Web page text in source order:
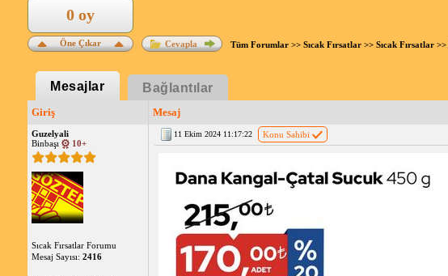
Öne Çıkar
0 oy
Cevapla Tüm Forumlar>> Sıcak Fırsatlar>> Sıcak Fırsatlar>>
Mesajlar Bağlantılar
Giriş Mesaj
Guzelyali
Binbaşı
10+
Sıcak Fırsatlar Forumu
Mesaj Sayısı: 2416
11 Ekim 2024 11:17:22 Konu Sahibi